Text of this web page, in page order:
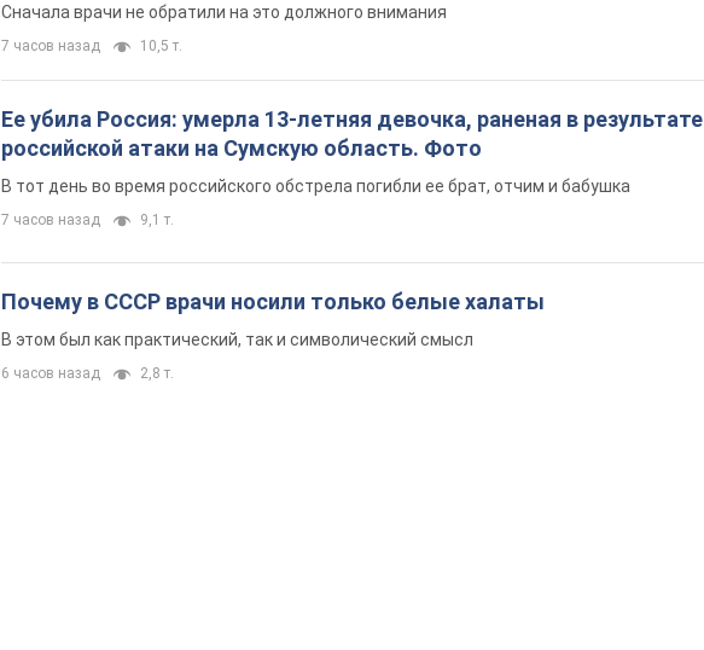
Сначала врачи не обратили на это должного внимания
7 часов назад 10,5 т.
Ее убила Россия: умерла 13-летняя девочка, раненая в результате
российской атаки на Сумскую область. Фото
В тот день во время российского обстрела погибли ее брат, отчим и бабушка
7 часов назад 9,1 т.
Почему в СССР врачи носили только белые халаты
В этом был как практический, так и символический смысл
6 часов назад 2,8 т.